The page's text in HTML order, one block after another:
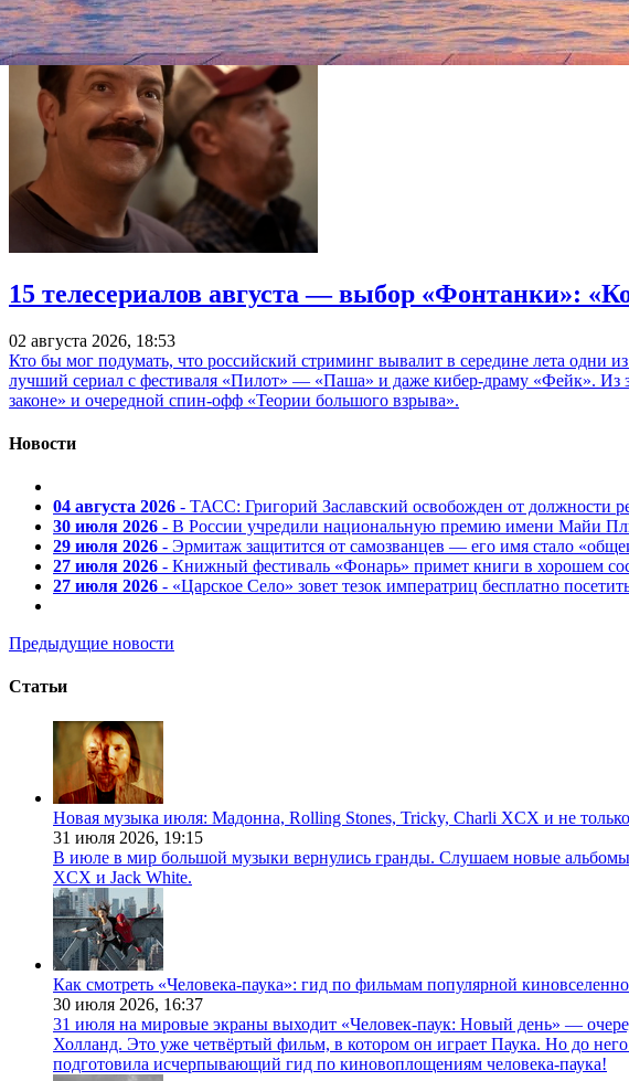
15 телесериалов августа — выбор «Фонтанки»:
02 августа 2026, 18:53
Кто бы мог подумать, что российский стриминг вывалит в середине лета
лучший сериал с фестиваля «Пилот» — «Паша» и даже кибер-драму «Фейк». Из
законе» и очередной спин-офф «Теории большого взрыва».
Новости
04 августа 2026 - ТАСС: Григорий Заславский освобожден от должности
30 июля 2026 - В России учредили национальную премию имени Майи
29 июля 2026 - Эрмитаж защитится от самозванцев — его имя стало
27 июля 2026 - Книжный фестиваль «Фонарь» примет книги в хорошем
27 июля 2026 - «Царское Село» зовет тезок императриц бесплатно
Предыдущие новости
Статьи
Новая музыка июля: Мадонна, Rolling Stones, Tricky, Charli XCX и не только
31 июля 2026, 19:15
В июле в мир большой музыки вернулись гранды. Слушаем новые
XCX и Jack White.
Как смотреть «Человека-паука»: гид по фильмам популярной
30 июля 2026, 16:37
31 июля на мировые экраны выходит «Человек-паук: Новый день» —
Холланд. Это уже четвёртый фильм, в котором он играет Паука. Но до
подготовила исчерпывающий гид по киновоплощениям человека-паука!